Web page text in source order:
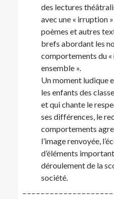
des lectures
avec une « irruption
poèmes et autres
brefs abordant les
comportements du
ensemble ».
Un moment ludique
les enfants des
et qui chante le
ses différences, le
comportements
l’image renvoyée,
d’éléments
déroulement de la
société.